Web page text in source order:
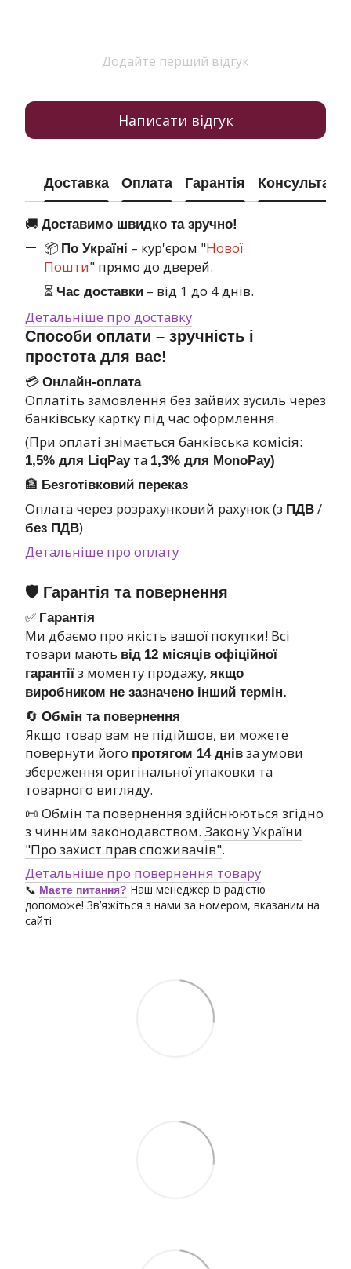
Додайте перший відгук
Написати відгук
Доставка Оплата Гарантія Консультація
🚚 Доставимо швидко та зручно!
📦 По Україні – кур'єром "Нової
Пошти" прямо до дверей.
⏳ Час доставки – від 1 до 4 днів.
Детальніше про доставку
Способи оплати – зручність і
простота для вас!
💳 Онлайн-оплата
Оплатіть замовлення без зайвих зусиль через
банківську картку під час оформлення.
(При оплаті знімається банківська комісія:
1,5% для LiqPayта 1,3% для MonoPay)
🏦 Безготівковий переказ
Оплата через розрахунковий рахунок (з ПДВ /
без ПДВ)
Детальніше про оплату
🛡 Гарантія та повернення
✅ Гарантія
Ми дбаємо про якість вашої покупки! Всі
товари мають від 12 місяців офіційної
гарантії з моменту продажу, якщо
виробником не зазначено інший термін.
🔄 Обмін та повернення
Якщо товар вам не підійшов, ви можете
повернути його протягом 14 днів за умови
збереження оригінальної упаковки та
товарного вигляду.
📜 Обмін та повернення здійснюються згідно
з чинним законодавством. Закону України
"Про захист прав споживачів".
Детальніше про повернення товару
📞 Маєте питання? Наш менеджер із радістю
допоможе! Зв’яжіться з нами за номером, вказаним на
сайті